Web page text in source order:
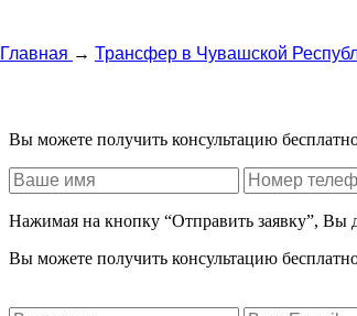
Вы можете получить консультацию
Нажимая на кнопку “Отправить заявку”, Вы
Вы можете получить консультацию
Главная → Трансфер в Чувашской